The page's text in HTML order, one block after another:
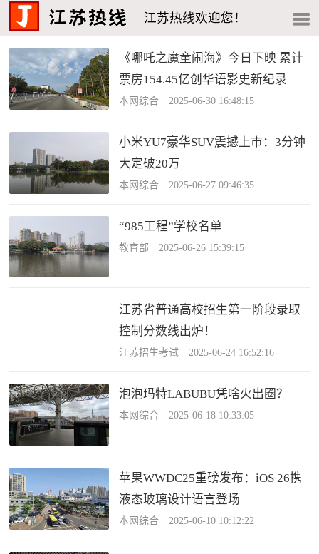
江苏热线欢迎您！
《哪吒之魔童闹海》今日下映 累计
票房154.45亿创华语影史新纪录
本网综合 2025-06-30 16:48:15
小米YU7豪华SUV震撼上市：3分钟
大定破20万
本网综合 2025-06-27 09:46:35
“985工程”学校名单
教育部 2025-06-26 15:39:15
江苏省普通高校招生第一阶段录取
控制分数线出炉！
江苏招生考试 2025-06-24 16:52:16
泡泡玛特LABUBU凭啥火出圈？
本网综合 2025-06-18 10:33:05
苹果WWDC25重磅发布：iOS 26携
液态玻璃设计语言登场
本网综合 2025-06-10 10:12:22